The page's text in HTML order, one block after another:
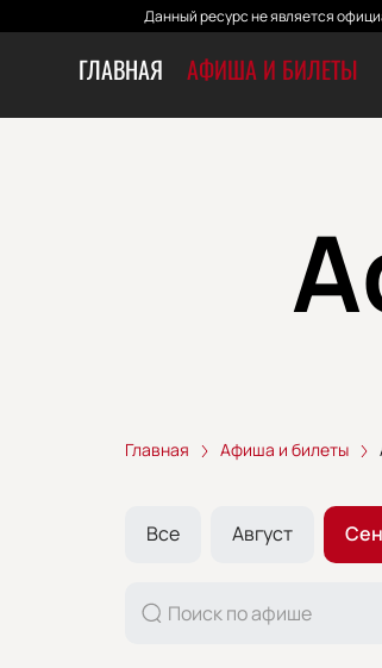
Данный ресурс не является
ГЛАВНАЯ АФИША И БИЛЕТЫ
Главная Афиша и билеты
Все Август